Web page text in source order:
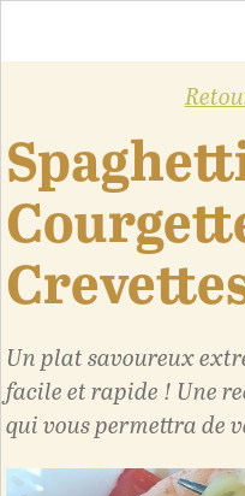
Un plat savoureux
facile et rapide ! Une
qui vous permettra de